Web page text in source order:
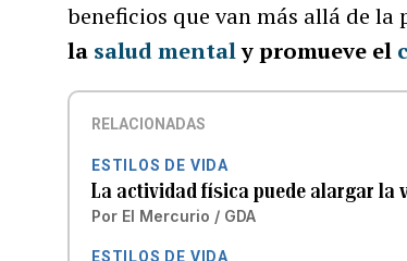
beneficios que van más allá de
la salud mentaly promueve el
RELACIONADAS
ESTILOS DE VIDA
La actividad física puede alargar la
Por El Mercurio / GDA
ESTILOS DE VIDA